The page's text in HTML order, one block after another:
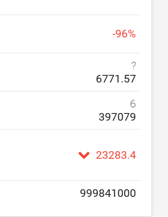
-96%
?
6771.57
6
397079
23283.4
999841000